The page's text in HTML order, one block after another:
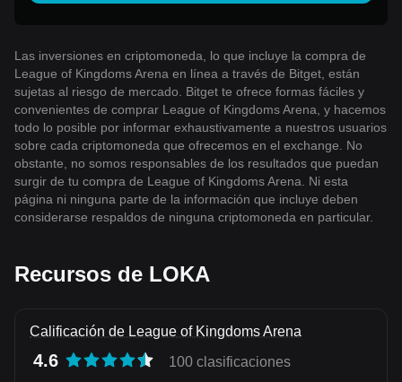
Las inversiones en criptomoneda, lo que incluye la compra de
League of Kingdoms Arena en línea a través de Bitget, están
sujetas al riesgo de mercado. Bitget te ofrece formas fáciles y
convenientes de comprar League of Kingdoms Arena, y hacemos
todo lo posible por informar exhaustivamente a nuestros usuarios
sobre cada criptomoneda que ofrecemos en el exchange. No
obstante, no somos responsables de los resultados que puedan
surgir de tu compra de League of Kingdoms Arena. Ni esta
página ni ninguna parte de la información que incluye deben
considerarse respaldos de ninguna criptomoneda en particular.
Recursos de LOKA
Calificación de League of Kingdoms Arena
4.6 100 clasificaciones